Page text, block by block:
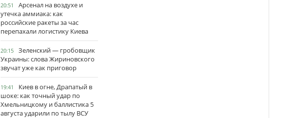
20:51
Арсенал на воздухе и
утечка аммиака: как
российские ракеты за час
перепахали логистику Киева
20:15
Зеленский — гробовщик
Украины: слова Жириновского
звучат уже как приговор
19:41
Киев в огне, Драпатый в
шоке: как точный удар по
Хмельницкому и баллистика 5
августа ударили по тылу ВСУ